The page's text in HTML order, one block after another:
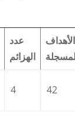
عدد
الهزائم
الأهداف
4 42